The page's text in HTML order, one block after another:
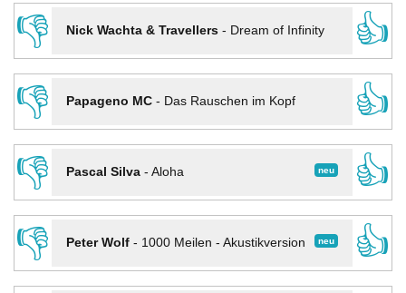
👎
Nick Wachta & Travellers- Dream of Infinity
👍
👎
Papageno MC- Das Rauschen im Kopf
👍
👎
neu
Pascal Silva- Aloha
👍
👎
neu
Peter Wolf- 1000 Meilen - Akustikversion
👍